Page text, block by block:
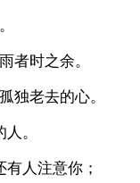
者时之余。
独老去的心。
。
人注意你；